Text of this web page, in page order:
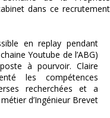
dans ce recrutement
en replay pendant
Youtube de l’ABG)
à pourvoir. Claire
les compétences
recherchées et a
d’Ingénieur Brevet